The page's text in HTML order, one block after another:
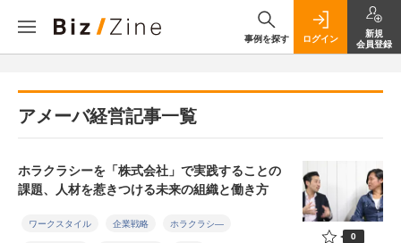
事例を探す ログイン
新規
会員登録
アメーバ経営記事一覧
ホラクラシーを「株式会社」で実践することの
課題、人材を惹きつける未来の組織と働き方
ワークスタイル 企業戦略 ホラクラシ―
0